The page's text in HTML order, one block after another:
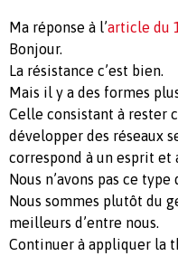
Ma réponse à l’article du
Bonjour.
La résistance c’est bien.
Mais il y a des formes
Celle consistant à rester
développer des réseaux
correspond à un esprit
Nous n’avons pas ce
Nous sommes plutôt du
meilleurs d’entre nous.
Continuer à appliquer la